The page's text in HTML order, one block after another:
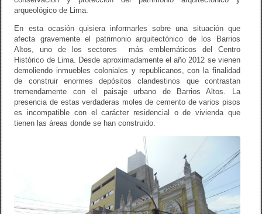
arqueológico de Lima.
En esta ocasión quisiera informarles sobre una situación que
afecta gravemente el patrimonio arquitectónico de los Barrios
Altos, uno de los sectores más emblemáticos del Centro
Histórico de Lima. Desde aproximadamente el año 2012 se vienen
demoliendo inmuebles coloniales y republicanos, con la finalidad
de construir enormes depósitos clandestinos que contrastan
tremendamente con el paisaje urbano de Barrios Altos. La
presencia de estas verdaderas moles de cemento de varios pisos
es incompatible con el carácter residencial o de vivienda que
tienen las áreas donde se han construido.